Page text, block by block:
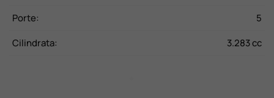
Porte:
5
Cilindrata:
3.283 cc